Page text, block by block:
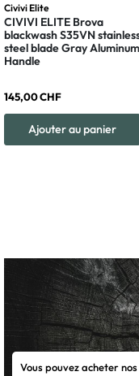
Civivi Elite
CIVIVI ELITE Brova
blackwash S35VN
steel blade Gray Aluminum
Handle
145,00 CHF
Ajouter au panier
Vous pouvez acheter